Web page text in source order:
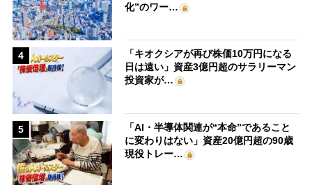
化”のワー…
4
「キオクシアが再び株価10万円になる
日は遠い」資産3億円超のサラリーマン
投資家が…
5
「AI・半導体関連が“本命”であること
に変わりはない」資産20億円超の90歳
現役トレー…